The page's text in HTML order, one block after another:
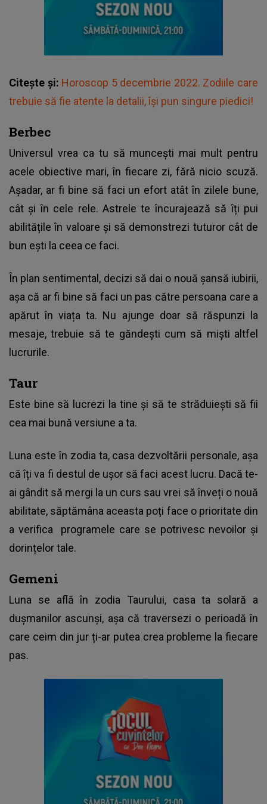
Citește și: Horoscop 5 decembrie 2022. Zodiile care
trebuie să fie atente la detalii, își pun singure piedici!
Berbec
Universul vrea ca tu să muncești mai mult pentru
acele obiective mari, în fiecare zi, fără nicio scuză.
Așadar, ar fi bine să faci un efort atât în zilele bune,
cât și în cele rele. Astrele te încurajează să îți pui
abilitățile în valoare și să demonstrezi tuturor cât de
bun ești la ceea ce faci.
În plan sentimental, decizi să dai o nouă șansă iubirii,
așa că ar fi bine să faci un pas către persoana care a
apărut în viața ta. Nu ajunge doar să răspunzi la
mesaje, trebuie să te găndești cum să miști altfel
lucrurile.
Taur
Este bine să lucrezi la tine și să te străduiești să fii
cea mai bună versiune a ta.
Luna este în zodia ta, casa dezvoltării personale, așa
că îți va fi destul de ușor să faci acest lucru. Dacă te-
ai gândit să mergi la un curs sau vrei să înveți o nouă
abilitate, săptămâna aceasta poți face o prioritate din
a verifica programele care se potrivesc nevoilor și
dorințelor tale.
Gemeni
Luna se află în zodia Taurului, casa ta solară a
dușmanilor ascunși, așa că traversezi o perioadă în
care ceim din jur ți-ar putea crea probleme la fiecare
pas.